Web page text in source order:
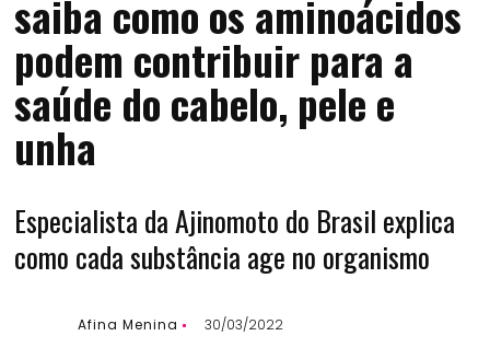
saiba como os aminoácidos
podem contribuir para a
saúde do cabelo, pele e
unha
Especialista da Ajinomoto do Brasil explica
como cada substância age no organismo
Afina Menina 30/03/2022